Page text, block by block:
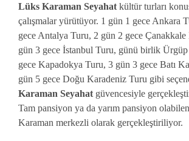
Lüks Karaman Seyahat kültür turları
çalışmalar yürütüyor. 1 gün 1 gece Ankara
gece Antalya Turu, 2 gün 2 gece
gün 3 gece İstanbul Turu, günü birlik
gece Kapadokya Turu, 3 gün 3 gece Batı
gün 5 gece Doğu Karadeniz Turu gibi
Karaman Seyahat güvencesiyle
Tam pansiyon ya da yarım pansiyon
Karaman merkezli olarak gerçekleştiriliyor.